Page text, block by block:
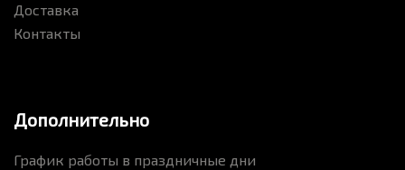
Доставка
Контакты
Дополнительно
График работы в праздничные дни